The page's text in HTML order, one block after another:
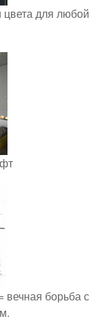
цвета для любой
вечная борьба с